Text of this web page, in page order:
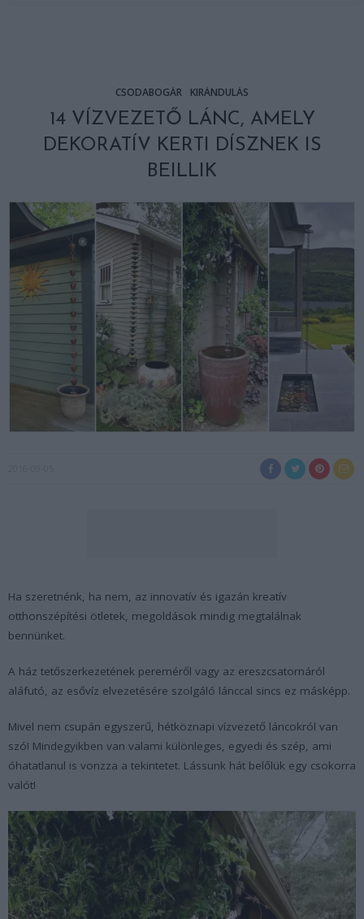
CSODABOGÁR KIRÁNDULÁS
14 VÍZVEZETŐ LÁNC, AMELY
DEKORATÍV KERTI DÍSZNEK IS
BEILLIK
Ha szeretnénk, ha nem, az innovatív és igazán kreatív
otthonszépítési ötletek, megoldások mindig megtalálnak
bennünket.
A ház tetőszerkezetének pereméről vagy az ereszcsatornáról
aláfutó, az esővíz elvezetésére szolgáló lánccal sincs ez másképp.
Mivel nem csupán egyszerű, hétköznapi vízvezető láncokról van
szó! Mindegyikben van valami különleges, egyedi és szép, ami
óhatatlanul is vonzza a tekintetet. Lássunk hát belőlük egy csokorra
valót!